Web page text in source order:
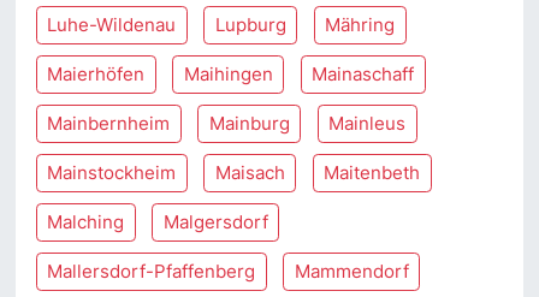
Luhe-Wildenau Lupburg Mähring
Maierhöfen Maihingen Mainaschaff
Mainbernheim Mainburg Mainleus
Mainstockheim Maisach Maitenbeth
Malching Malgersdorf
Mallersdorf-Pfaffenberg Mammendorf